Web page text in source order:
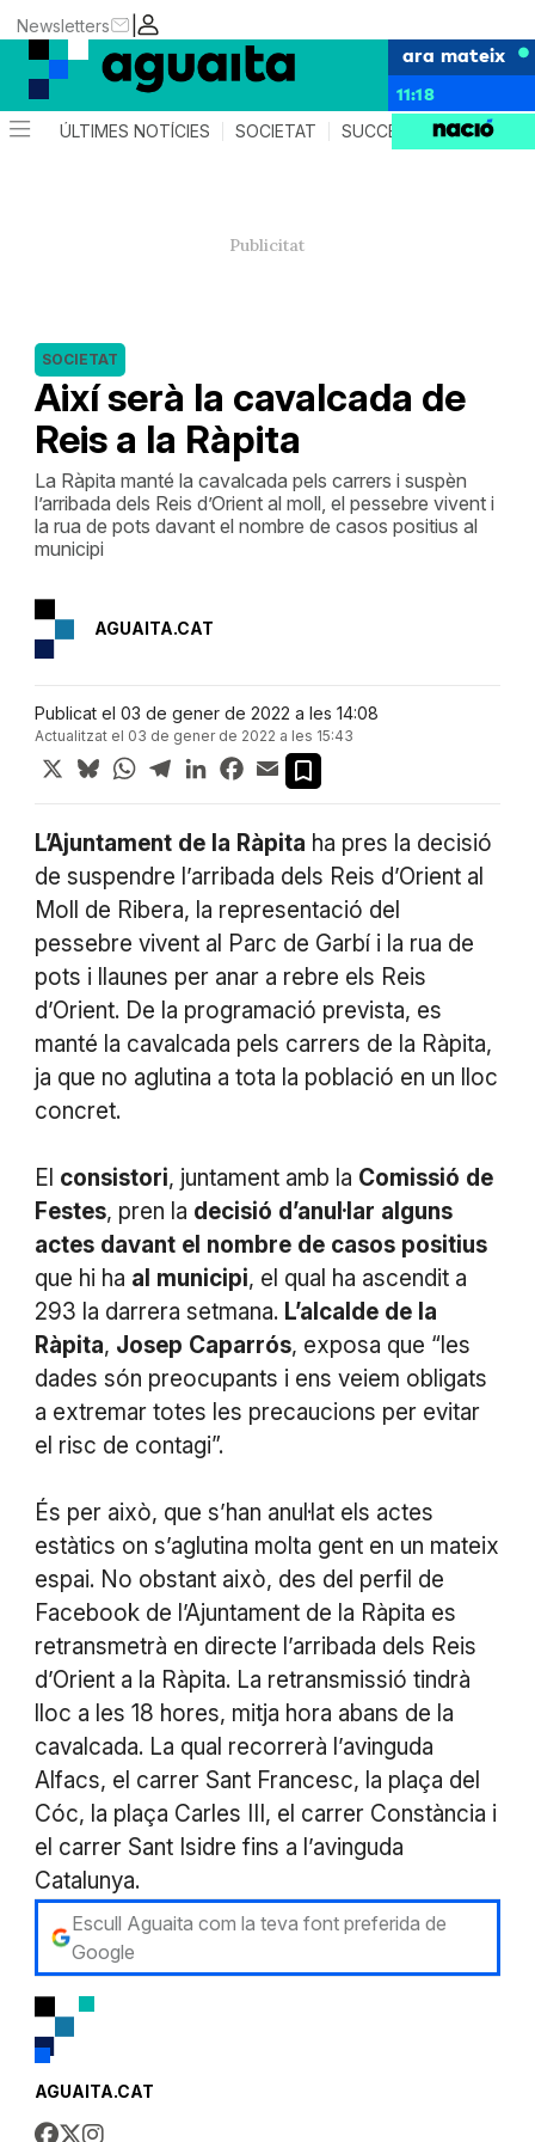
|
Newsletters
ara mateix
11:18
ÚLTIMES NOTÍCIES SOCIETAT SUCCESSOS AGENDA
Així serà la cavalcada de
Reis a la Ràpita
SOCIETAT
La Ràpita manté la cavalcada pels carrers i suspèn
l’arribada dels Reis d’Orient al moll, el pessebre vivent i
la rua de pots davant el nombre de casos positius al
municipi
AGUAITA.CAT
Publicat el 03 de gener de 2022 a les 14:08
Actualitzat el 03 de gener de 2022 a les 15:43
X BlueskyWhatsApp
TelegramLinkedInFacebook
Email
L’Ajuntament de la Ràpita ha pres la decisió
de suspendre l’arribada dels Reis d’Orient al
Moll de Ribera, la representació del
pessebre vivent al Parc de Garbí i la rua de
pots i llaunes per anar a rebre els Reis
d’Orient. De la programació prevista, es
manté la cavalcada pels carrers de la Ràpita,
ja que no aglutina a tota la població en un lloc
concret.
El consistori, juntament amb la Comissió de
Festes, pren la decisió d’anul·lar alguns
actes davant el nombre de casos positius
que hi ha al municipi, el qual ha ascendit a
293 la darrera setmana. L’alcalde de la
Ràpita, Josep Caparrós, exposa que “les
dades són preocupants i ens veiem obligats
a extremar totes les precaucions per evitar
el risc de contagi”.
És per això, que s’han anul·lat els actes
estàtics on s’aglutina molta gent en un mateix
espai. No obstant això, des del perfil de
Facebook de l’Ajuntament de la Ràpita es
retransmetrà en directe l’arribada dels Reis
d’Orient a la Ràpita. La retransmissió tindrà
lloc a les 18 hores, mitja hora abans de la
cavalcada. La qual recorrerà l’avinguda
Alfacs, el carrer Sant Francesc, la plaça del
Cóc, la plaça Carles III, el carrer Constància i
el carrer Sant Isidre fins a l’avinguda
Catalunya.
Escull Aguaita com la teva font preferida de
Google
AGUAITA.CAT